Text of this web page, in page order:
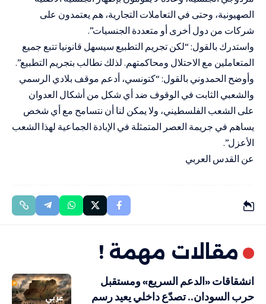
الصهيونية، وحتى في التعاملات التجارية، هم يعتمدون على
شركات من دول أخرى أو متعددة الجنسيات”.
واستدرك بالقول: “لكن تجريم التطبيع سيسهل قانونيا تتبع جميع
المتعاملين مع الاحتلال ومحاكمتهم. لذلك نطالب بتجريم التطبيع”.
وأوضح الحمدوني بالقول: “كتونسي، أدعم موقف بلادي الرسمي
والشعبي الثابت في الوقوف ضد أي شكل من أشكال العدوان
على الشعب الفلسطيني، ولا يمكن لنا أن نتسامح مع أي شخص
يساهم في جريمة العصر المتمثلة في الإبادة الجماعية لهذا الشعب
الأعزل”.
عن القدس العربي
مقالات مهمة !
عربي
انشقاقات «الدعم السريع» ومستقبل
حرب السودان.. تصدّع داخلي يعيد رسم